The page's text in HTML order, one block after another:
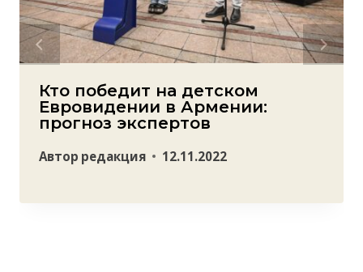
Кто победит на детском
Евровидении в Армении:
прогноз экспертов
Автор редакция 12.11.2022